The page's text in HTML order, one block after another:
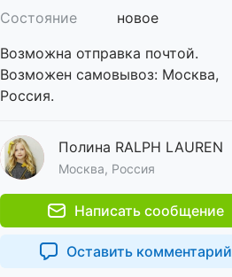
Состояние
новое
Возможна отправка почтой.
Возможен самовывоз: Москва,
Россия.
Полина RALPH LAUREN
Москва, Россия
Написать сообщение
Оставить комментарий